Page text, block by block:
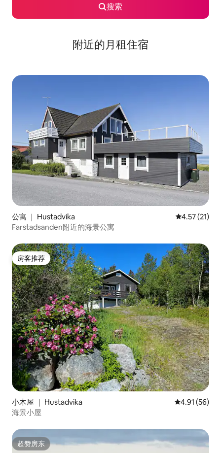
搜索
附近的月租住宿
公寓 ｜ Hustadvika 平均评分
4.57 (21)
Farstadsanden附近的海景公寓
房客推荐
房客推荐
小木屋 ｜ Hustadvika 平均评分
4.91 (56)
海景小屋
超赞房东
超赞房东